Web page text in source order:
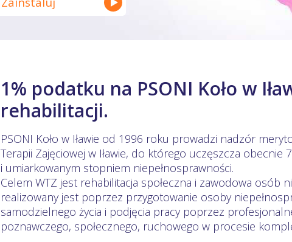
1% podatku na PSONI Koło w
rehabilitacji.
PSONI Koło w Iławie od 1996 roku prowadzi nadzór
Terapii Zajęciowej w Iławie, do którego uczęszcza obecnie
i umiarkowanym stopniem niepełnosprawności.
Celem WTZ jest rehabilitacja społeczna i zawodowa osób
realizowany jest poprzez przygotowanie osoby
samodzielnego życia i podjęcia pracy poprzez
poznawczego, społecznego, ruchowego w procesie